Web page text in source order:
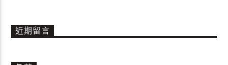
近期留言